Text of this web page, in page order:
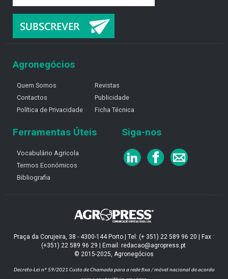
Agronegócios
Quem Somos
Contactos
Política de Privacidade
Revistas
Publicidade
Ficha Técnica
Ferramentas Úteis
Vocabulário Agricola
Termos Económicos
Bibliografia
Siga-nos
Praça da Corujeira, 38 - 4300-144 Porto | Tel: (+ 351) 22 589 96 20 | Fax :
(+351) 22 589 96 29 | Email: redacao@agropress.pt
© 2015-2025, Agronegócios
Decreto-Lei nº 59/2021 Custo de Chamada para a rede fixa / móvel nacional de acordo